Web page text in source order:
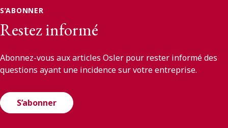
S’ABONNER
Restez informé
Abonnez-vous aux articles Osler pour rester informé des
questions ayant une incidence sur votre entreprise.
S’abonner